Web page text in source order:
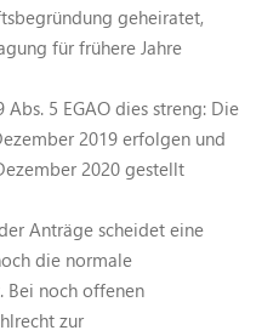
geheiratet,
für frühere Jahre
5 EGAO dies streng: Die
2019 erfolgen und
2020 gestellt
Anträge scheidet eine
die normale
Bei noch offenen
zur